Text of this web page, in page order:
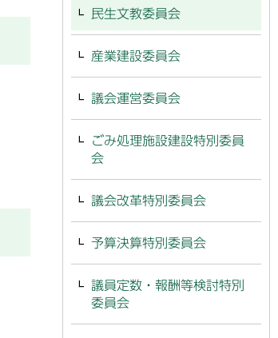
民生文教委員会
産業建設委員会
議会運営委員会
ごみ処理施設建設特別委員
会
議会改革特別委員会
予算決算特別委員会
議員定数・報酬等検討特別
委員会